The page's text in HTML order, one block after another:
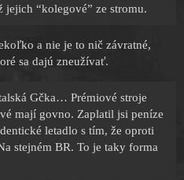
jejich “kolegové” ze stromu.
a nie je to nič závratné,
sa dajú zneužívať.
Gčka… Prémiové stroje
mají govno. Zaplatil jsi peníze
letadlo s tím, že oproti
stejném BR. To je taky forma